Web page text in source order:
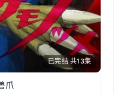
已完结 共13集
爪